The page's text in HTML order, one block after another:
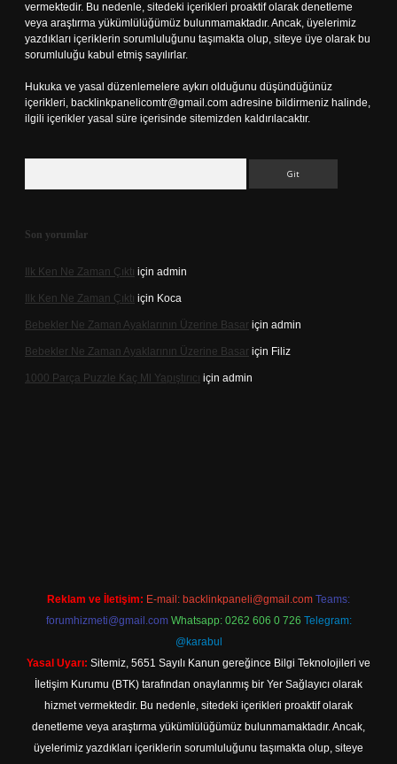
vermektedir. Bu nedenle, sitedeki içerikleri proaktif olarak denetleme
veya araştırma yükümlülüğümüz bulunmamaktadır. Ancak, üyelerimiz
yazdıkları içeriklerin sorumluluğunu taşımakta olup, siteye üye olarak bu
sorumluluğu kabul etmiş sayılırlar.
Hukuka ve yasal düzenlemelere aykırı olduğunu düşündüğünüz
içerikleri, backlinkpanelicomtr@gmail.com adresine bildirmeniz halinde,
ilgili içerikler yasal süre içerisinde sitemizden kaldırılacaktır.
Son yorumlar
Ilk Ken Ne Zaman Çıktı için admin
Ilk Ken Ne Zaman Çıktı için Koca
Bebekler Ne Zaman Ayaklarının Üzerine Basar için admin
Bebekler Ne Zaman Ayaklarının Üzerine Basar için Filiz
1000 Parça Puzzle Kaç Ml Yapıştırıcı için admin
Reklam ve İletişim: E-mail: backlinkpaneli@gmail.com Teams:
forumhizmeti@gmail.com Whatsapp: 0262 606 0 726 Telegram:
@karabul
Yasal Uyarı: Sitemiz, 5651 Sayılı Kanun gereğince Bilgi Teknolojileri ve
İletişim Kurumu (BTK) tarafından onaylanmış bir Yer Sağlayıcı olarak
hizmet vermektedir. Bu nedenle, sitedeki içerikleri proaktif olarak
denetleme veya araştırma yükümlülüğümüz bulunmamaktadır. Ancak,
üyelerimiz yazdıkları içeriklerin sorumluluğunu taşımakta olup, siteye